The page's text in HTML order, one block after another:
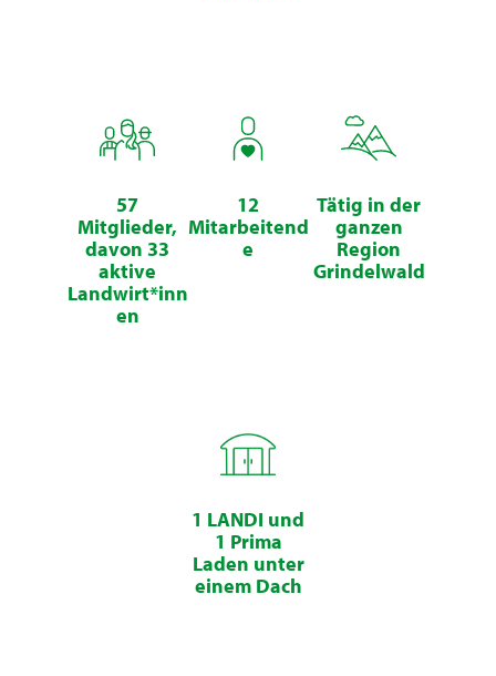
57
Mitglieder,
davon 33
aktive
Landwirt*inn
en
12
Mitarbeitend
e
Tätig in der
ganzen
Region
Grindelwald
1 LANDI und
1 Prima
Laden unter
einem Dach